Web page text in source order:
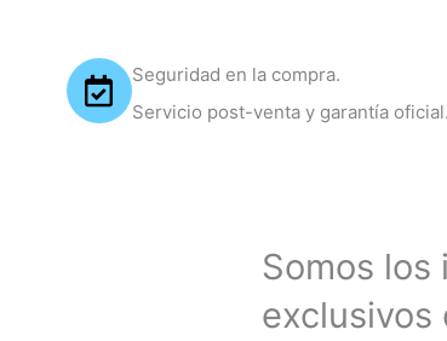
Seguridad en la compra.
Servicio post-venta y garantía oficial.
Somos
exclusivos